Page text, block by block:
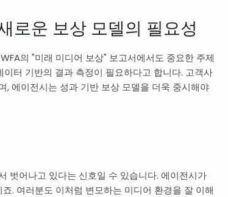
로운 보상 모델의 필요성
의 "미래 미디어 보상" 보고서에서도 중요한 주제
터 기반의 결과 측정이 필요하다고 합니다. 고객사
, 에이전시는 성과 기반 보상 모델을 더욱 중시해야
벗어나고 있다는 신호일 수 있습니다. 에이전시가
. 여러분도 이처럼 변모하는 미디어 환경을 잘 이해